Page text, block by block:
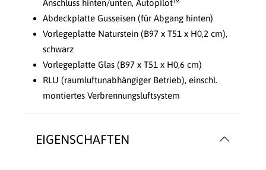
Anschluss hinten/unten, Autopilot™
Abdeckplatte Gusseisen (für Abgang hinten)
Vorlegeplatte Naturstein (B97 x T51 x H0,2 cm),
schwarz
Vorlegeplatte Glas (B97 x T51 x H0,6 cm)
RLU (raumluftunabhängiger Betrieb), einschl.
montiertes Verbrennungsluftsystem
EIGENSCHAFTEN